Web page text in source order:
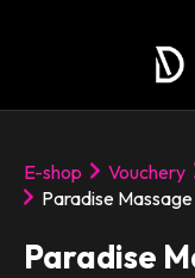
E-shop Vouchery
Paradise
Paradise